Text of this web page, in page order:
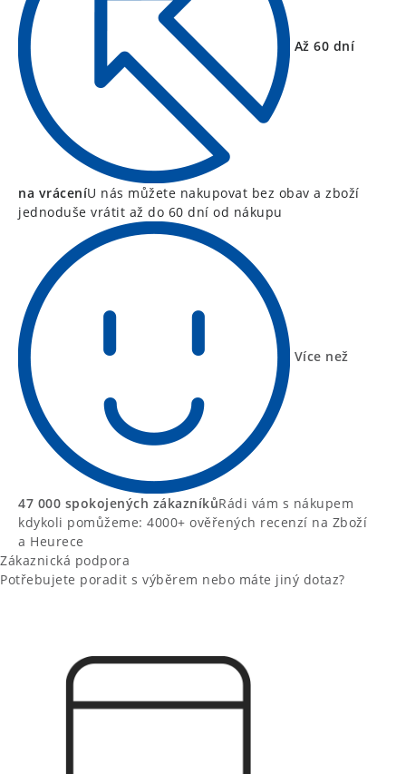
Až 60 dní
na vráceníU nás můžete nakupovat bez obav a zboží
jednoduše vrátit až do 60 dní od nákupu
Více než
47 000 spokojených zákazníkůRádi vám s nákupem
kdykoli pomůžeme: 4000+ ověřených recenzí na Zboží
a Heurece
Zákaznická podpora
Potřebujete poradit s výběrem nebo máte jiný dotaz?